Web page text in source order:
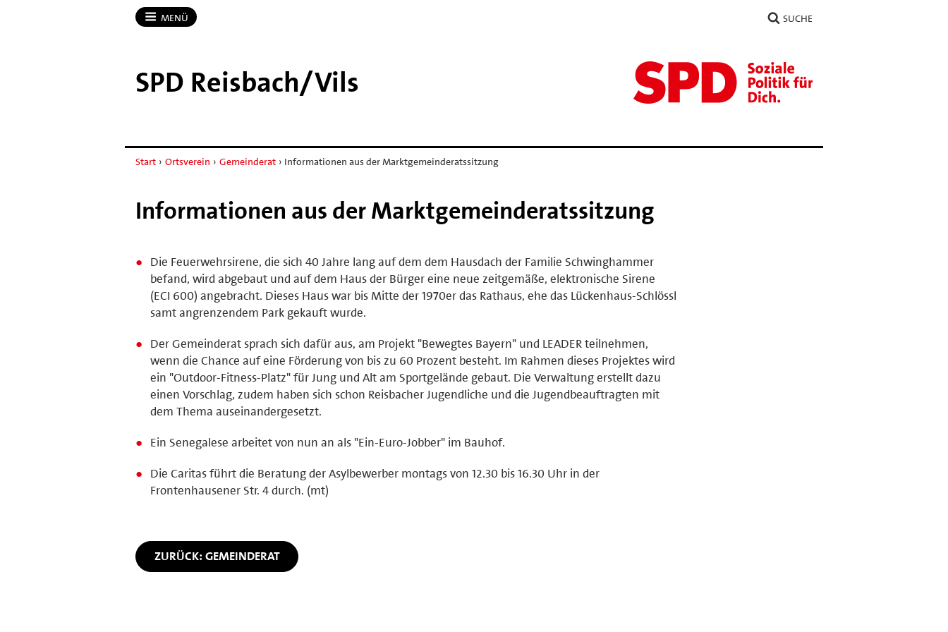
MENÜ SUCHE
SPD Reisbach/​Vils
Start › Ortsverein › Gemeinderat › Informationen aus der Marktgemeinderatssitzung
Informationen aus der Marktgemeinderatssitzung
Die Feuerwehrsirene, die sich 40 Jahre lang auf dem dem Hausdach der Familie Schwinghammer
befand, wird abgebaut und auf dem Haus der Bürger eine neue zeitgemäße, elektronische Sirene
(ECI 600) angebracht. Dieses Haus war bis Mitte der 1970er das Rathaus, ehe das Lückenhaus-Schlössl
samt angrenzendem Park gekauft wurde.
Der Gemeinderat sprach sich dafür aus, am Projekt "Bewegtes Bayern" und LEADER teilnehmen,
wenn die Chance auf eine Förderung von bis zu 60 Prozent besteht. Im Rahmen dieses Projektes wird
ein "Outdoor-Fitness-Platz" für Jung und Alt am Sportgelände gebaut. Die Verwaltung erstellt dazu
einen Vorschlag, zudem haben sich schon Reisbacher Jugendliche und die Jugendbeauftragten mit
dem Thema auseinandergesetzt.
Ein Senegalese arbeitet von nun an als "Ein-Euro-Jobber" im Bauhof.
Die Caritas führt die Beratung der Asylbewerber montags von 12.30 bis 16.30 Uhr in der
Frontenhausener Str. 4 durch. (mt)
ZURÜCK: GEMEINDERAT